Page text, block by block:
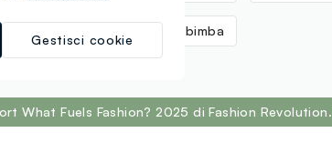
Calze di cotone per bimba
What Fuels Fashion? 2025 di Fashion Revolution.
Gestisci cookie